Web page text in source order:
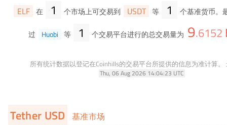
ELF 在 1 个市场上可交易到 USDT 等 1 个基准货币。
过 Huobi 等 1 个交易平台进行的总交易量为 9.6152
所有统计数据以登记在Coinhills的交易平台所提供的信息为准计算。
Thu, 06 Aug 2026 14:04:23 UTC
Tether USD 基准市场